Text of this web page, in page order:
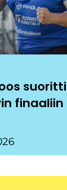
finaaliin